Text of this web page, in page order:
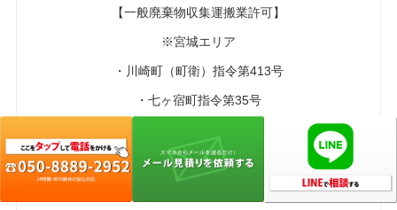
【一般廃棄物収集運搬業許可】
※宮城エリア
・川崎町（町衛）指令第413号
・七ヶ宿町指令第35号
・角田市指令第256号